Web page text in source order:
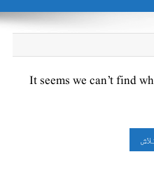
It seems we can’t find